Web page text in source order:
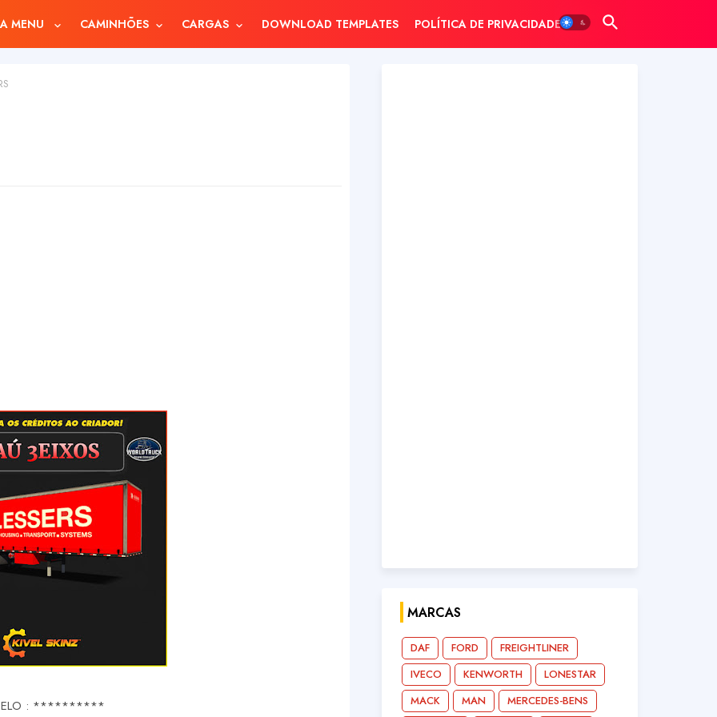
MENU CAMINHÕES CARGAS DOWNLOAD TEMPLATES POLÍTICA DE PRIVACIDADE
: **********
MARCAS
DAF FORD
FREIGHTLINER
IVECO
KENWORTH
LONESTAR
MACK
MAN MERCEDES-BENS